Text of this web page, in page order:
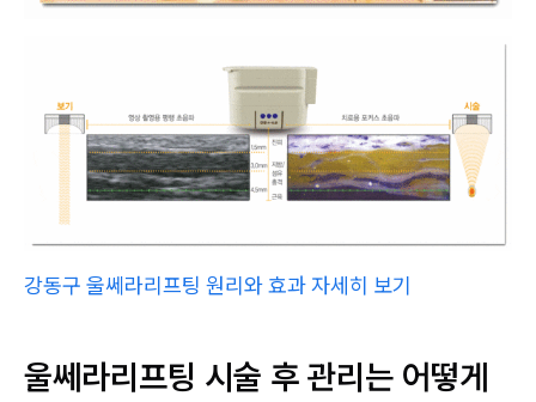
강동구 울쎄라리프팅 원리와 효과 자세히 보기
울쎄라리프팅 시술 후 관리는 어떻게